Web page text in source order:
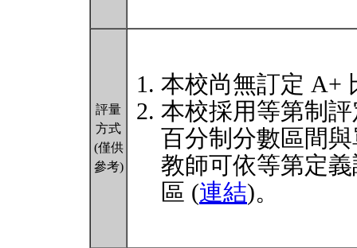
評量
方式
(僅供
參考)
本校尚無訂定 A+
本校採用等第制
百分制分數區間
教師可依等第定
區 (連結)。